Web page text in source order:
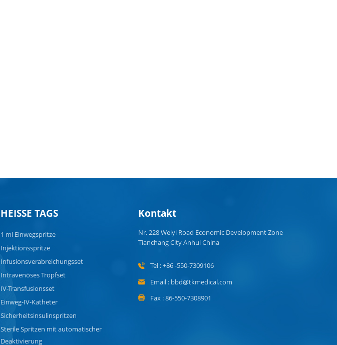
HEISSE TAGS
1 ml Einwegspritze
Injektionsspritze
Infusionsverabreichungsset
Intravenöses Tropfset
IV-Transfusionsset
Einweg-IV-Katheter
Sicherheitsinsulinspritzen
Sterile Spritzen mit automatischer
Deaktivierung
Kontakt
Nr. 228 Weiyi Road Economic Development Zone
Tianchang City Anhui China
Tel : +86 -550-7309106
Email : bbd@tkmedical.com
Fax : 86-550-7308901